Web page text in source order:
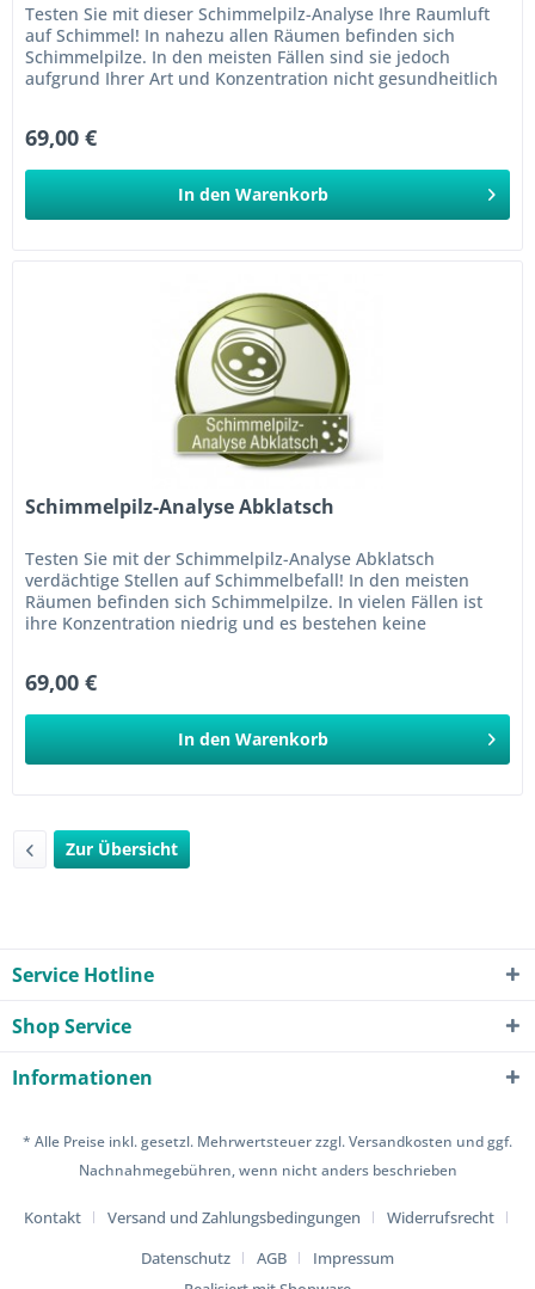
Testen Sie mit dieser Schimmelpilz-Analyse Ihre Raumluft
auf Schimmel! In nahezu allen Räumen befinden sich
Schimmelpilze. In den meisten Fällen sind sie jedoch
aufgrund Ihrer Art und Konzentration nicht gesundheitlich
69,00 €
In den Warenkorb
Schimmelpilz-Analyse Abklatsch
Testen Sie mit der Schimmelpilz-Analyse Abklatsch
verdächtige Stellen auf Schimmelbefall! In den meisten
Räumen befinden sich Schimmelpilze. In vielen Fällen ist
ihre Konzentration niedrig und es bestehen keine
69,00 €
In den Warenkorb
Zur Übersicht
Service Hotline
Shop Service
Informationen
* Alle Preise inkl. gesetzl. Mehrwertsteuer zzgl.Versandkosten und ggf.
Nachnahmegebühren, wenn nicht anders beschrieben
Kontakt Versand und Zahlungsbedingungen
Widerrufsrecht
Datenschutz
AGB
Impressum